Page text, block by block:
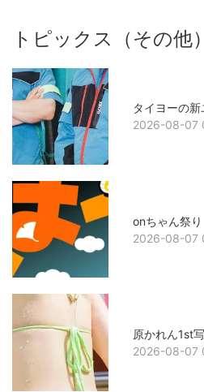
トピックス（その他）
タイヨーの
2026-08-07
onちゃん祭り
2026-08-07
原かれん1st
2026-08-07